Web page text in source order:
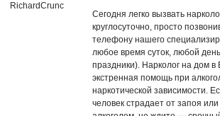
RichardCrunc
Сегодня легко вызвать
круглосуточно, просто
телефону нашего
любое время суток, любой
праздники). Нарколог на дом
экстренная помощь при
наркотической зависимости.
человек страдает от запоя